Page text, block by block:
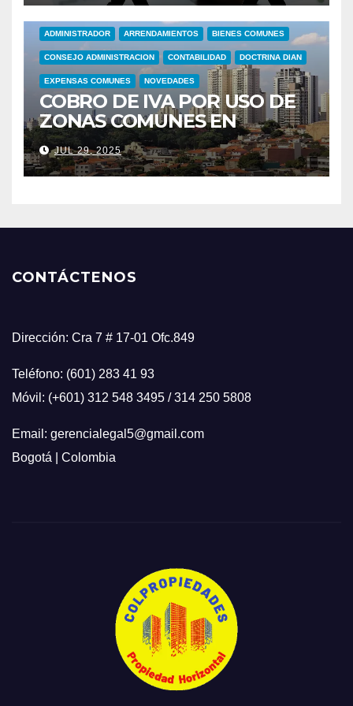
ADMINISTRADOR ARRENDAMIENTOS BIENES COMUNES
CONSEJO ADMINISTRACION CONTABILIDAD DOCTRINA DIAN
EXPENSAS COMUNES NOVEDADES
COBRO DE IVA POR USO DE
ZONAS COMUNES EN
CONJUNTOS RESIDENCIALES
JUL 29, 2025
CONTÁCTENOS
Dirección: Cra 7 # 17-01 Ofc.849
Teléfono: (601) 283 41 93
Móvil: (+601) 312 548 3495 / 314 250 5808
Email: gerencialegal5@gmail.com
Bogotá | Colombia